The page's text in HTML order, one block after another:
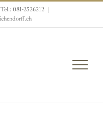
081-2526212 |